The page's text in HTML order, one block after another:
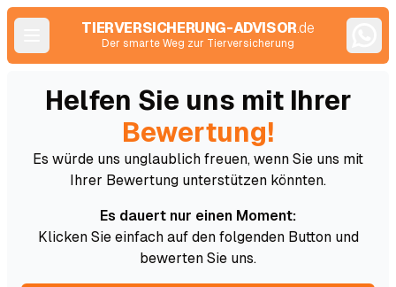
TIERVERSICHERUNG-ADVISOR.de
Der smarte Weg zur Tierversicherung
Helfen Sie uns mit Ihrer
Bewertung!
Es würde uns unglaublich freuen, wenn Sie uns mit
Ihrer Bewertung unterstützen könnten.
Es dauert nur einen Moment:
Klicken Sie einfach auf den folgenden Button und
bewerten Sie uns.